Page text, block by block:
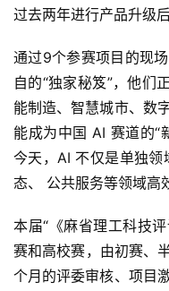
过去两年进行产品升级
通过9个参赛项目的现
自的“独家秘笈”，他们
能制造、智慧城市、数
能成为中国 AI 赛道的“
今天，AI 不仅是单独
态、 公共服务等领域高
本届“《麻省理工科技
赛和高校赛，由初赛、
个月的评委审核、项目